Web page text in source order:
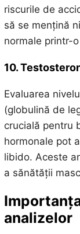
riscurile de
să se mențină
normale printr-
10.
Evaluarea
(globulină de
crucială pentru
hormonale pot
libido. Aceste
a sănătății
analizelor